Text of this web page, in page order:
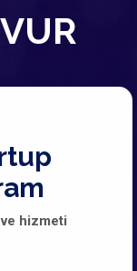
hizmeti